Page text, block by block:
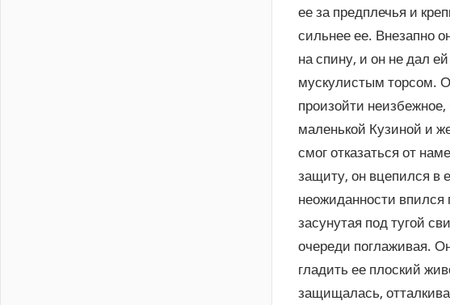
ее за предплечья и
сильнее ее. Внезапно
на спину, и он не дал
мускулистым торсом.
произойти
маленькой Кузиной и
смог отказаться от
защиту, он вцепился в
неожиданности впился
засунутая под тугой
очереди поглаживая.
гладить ее плоский
защищалась,